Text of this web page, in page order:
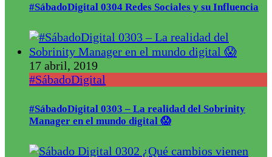
#SábadoDigital 0304 Redes Sociales y su Influencia
17 abril, 2019
#SábadoDigital
#SábadoDigital 0303 – La realidad del Sobrinity
Manager en el mundo digital 😱